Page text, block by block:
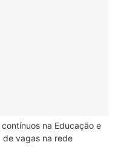
na Educação e
de vagas na rede